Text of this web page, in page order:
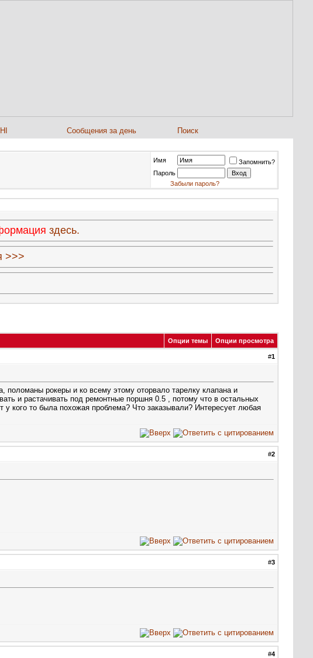
Сообщения за день Поиск
Имя
Запомнить?
Пароль
Забыли пароль?
здесь.
>>>
Опции темы Опции просмотра
#1
рокеры и ко всему этому оторвало тарелку клапана и
и растачивать под ремонтные поршня 0.5 , потому что в остальных
кого то была похожая проблема? Что заказывали? Интересует любая
#2
#3
#4